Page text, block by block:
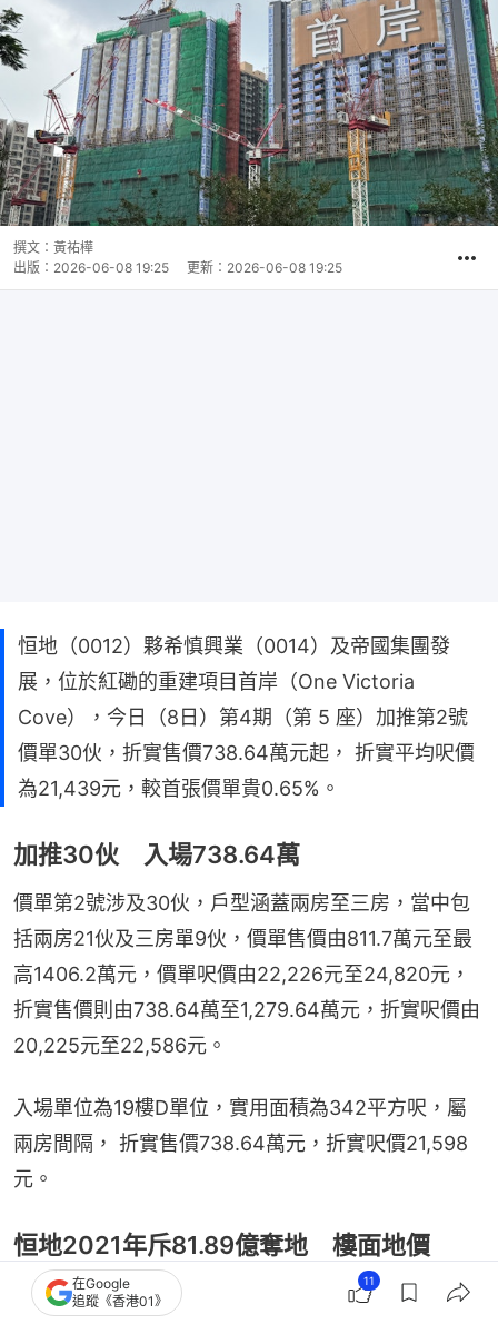
撰文： 黃祐樺
出版： 2026-06-08 19:25 更新： 2026-06-08 19:25
恒地（0012）夥希慎興業（0014）及帝國集團發
展，位於紅磡的重建項目首岸（One Victoria
Cove），今日（8日）第4期（第 5 座）加推第2號
價單30伙，折實售價738.64萬元起， 折實平均呎價
為21,439元，較首張價單貴0.65%。
加推30伙 入場738.64萬
價單第2號涉及30伙，戶型涵蓋兩房至三房，當中包
括兩房21伙及三房單9伙，價單售價由811.7萬元至最
高1406.2萬元，價單呎價由22,226元至24,820元，
折實售價則由738.64萬至1,279.64萬元，折實呎價由
20,225元至22,586元。
入場單位為19樓D單位，實用面積為342平方呎，屬
兩房間隔， 折實售價738.64萬元，折實呎價21,598
元。
恒地2021年斥81.89億奪地 樓面地價
11414元
在Google
追蹤《香港01》
11